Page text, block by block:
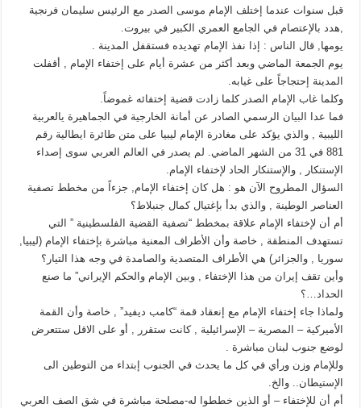
قبل سنوات عندما إختلف الإمام موسى الصدر مع الرئيس سليمان فرنجية
,هدد بالإعتصام في الجامع العمري الكبير في بيروت.
يومها, قال الناس : إذا نفذ الإمام تهديده فستقفل المدينة .
يوم الجمعة الماضي وبعد أكثر من عشرة أيام على إختفاء الإمام , أقفلت
المدينة إحتجاجاً على غيابه.
وكلما غاب الإمام الصدر كلما زادت قضية إختفائه غموضاً.
فما عدا البيان الرسمي الصادر عن أمانة الخارجية في الجماهيرة يالعربية
الليبية , والذي يؤكد على مغادرة الإمام ليبيا على متن طائرة ايطالية رقم
881 في 31 من الشهر الماضي. لم يصدر في العالم العربي سوى إصداء
الإستنكار , والإستنكار الحاد لإختفاء الإمام.
السؤال المطروح الآن هو : هل كان إختفاء الإمام, جزءاً من مخطط تصفية
العناصر الوطينة , والذي بدأ بإغتيال كمال جنبلاط؟
أم أن لإختفاء الإمام علاقة بمخطط “تصفية القضية الفلسطينية ” التي
تستهدف المنطقة , خاصة وأن الأطراف المعنية مباشرة بإختفاء الإمام (ليبيا,
سوريا , والجزائر) هي الأطراف المتصدية والصامدة في وجه هذا التيار؟
وأين تقف إيران من هذا الإختفاء , وبين الإمام والحكم الإيراني” ما صنع
الحداد…؟
ولماذا جاء إختفاء الإمام مع إنعقاد قمة “كامب ديفيد” , خاصة وأن القمة
الأميركية – المصرية – الإسرائيلية , كانت ستقرر , أو على الاقل ستتعرض
لوضع جنوب لبنان مباشرة .
وللإمام وزن ورأي في كل ما يحدث في الجنوب إبتداء من التوطين الى
الإستيطان.. والخ.
أم أن للإختفاء – أو الذين خططوا له-مصلحة مباشرة في شق الصف العربي